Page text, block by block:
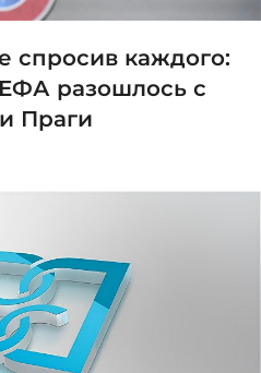
спросив каждого:
разошлось с
Праги